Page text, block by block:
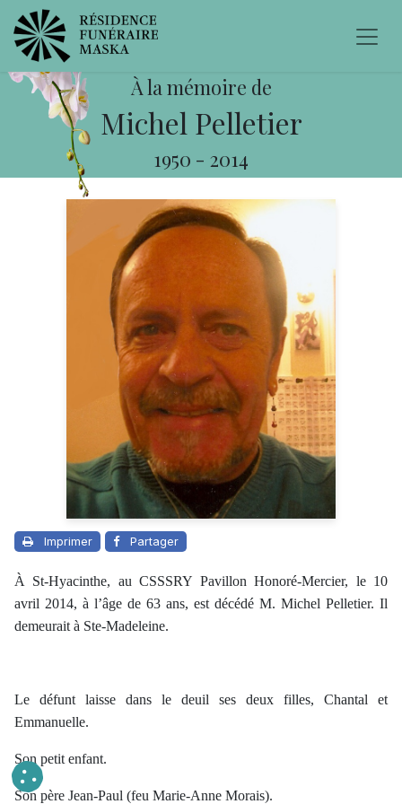
À la mémoire de
Michel Pelletier
1950 - 2014
Imprimer Partager
À St-Hyacinthe, au CSSSRY Pavillon Honoré-Mercier, le 10
avril 2014, à l’âge de 63 ans, est décédé M. Michel Pelletier. Il
demeurait à Ste-Madeleine.
Le défunt laisse dans le deuil ses deux filles, Chantal et
Emmanuelle.
Son petit enfant.
Son père Jean-Paul (feu Marie-Anne Morais).